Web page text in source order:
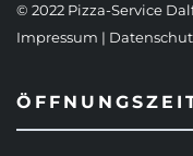
© 2022 Pizza-Service
Impressum |